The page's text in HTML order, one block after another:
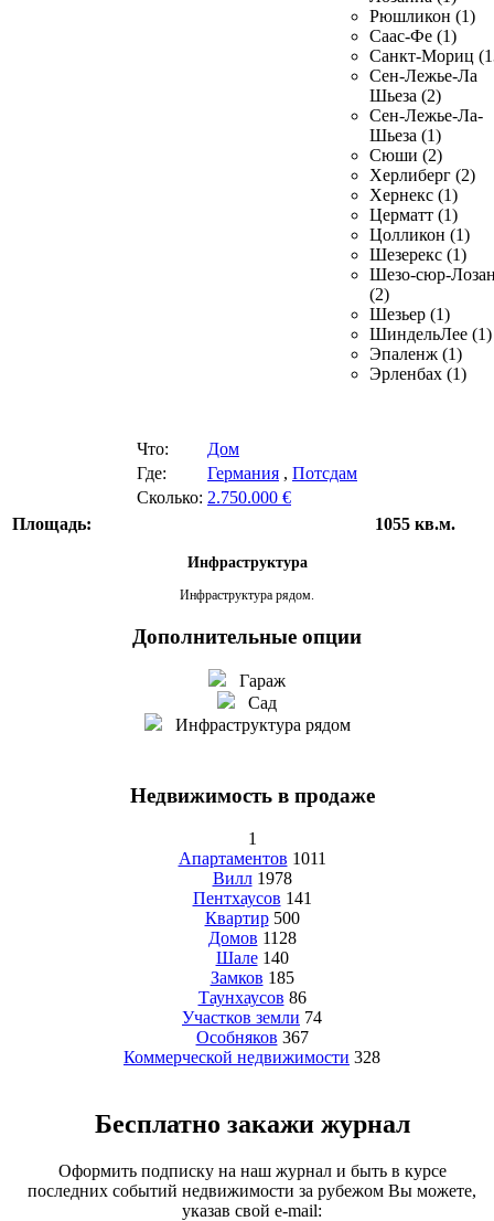
Рюшликон (1)
Саас-Фе (1)
Санкт-Мориц
Сен-Лежье-Ла
Шьеза (2)
Сен-Лежье-Ла-
Шьеза (1)
Сюши (2)
Херлиберг (2)
Хернекс (1)
Церматт (1)
Цолликон (1)
Шезерекс (1)
Шезо-сюр-
(2)
Шезьер (1)
ШиндельЛее (1)
Эпаленж (1)
Эрленбах (1)
Что:
Дом
Где:
Германия , Потсдам
Сколько: 2.750.000 €
Площадь:
1055 кв.м.
Инфраструктура
Инфраструктура рядом.
Дополнительные опции
Гараж
Сад
Инфраструктура рядом
Недвижимость в продаже
1
Апартаментов 1011
Вилл 1978
Пентхаусов 141
Квартир 500
Домов 1128
Шале 140
Замков 185
Таунхаусов 86
Участков земли 74
Особняков 367
Коммерческой недвижимости 328
Бесплатно закажи журнал
Оформить подписку на наш журнал и быть в курсе
последних событий недвижимости за рубежом Вы можете,
указав свой e-mail: